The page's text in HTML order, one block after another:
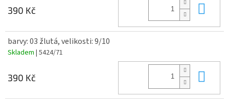
390 Kč
barvy: 03 žlutá, velikosti: 9/10
Skladem | 5424/71
390 Kč